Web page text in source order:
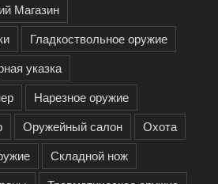
Магазин
Гладкоствольное оружие
указка
Нарезное оружие
Оружейный салон
Охота
Складной нож